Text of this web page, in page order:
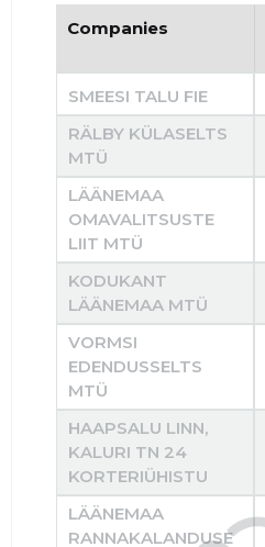
Companies
SMEESI TALU FIE
RÄLBY KÜLASELTS
MTÜ
LÄÄNEMAA
OMAVALITSUSTE
LIIT MTÜ
KODUKANT
LÄÄNEMAA MTÜ
VORMSI
EDENDUSSELTS
MTÜ
HAAPSALU LINN,
KALURI TN 24
KORTERIÜHISTU
LÄÄNEMAA
RANNAKALANDUSE